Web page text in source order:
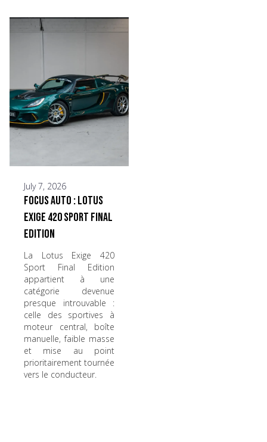
July 7, 2026
Focus Auto : Lotus
Exige 420 Sport Final
Edition
La Lotus Exige 420
Sport Final Edition
appartient à une
catégorie devenue
presque introuvable :
celle des sportives à
moteur central, boîte
manuelle, faible masse
et mise au point
prioritairement tournée
vers le conducteur.